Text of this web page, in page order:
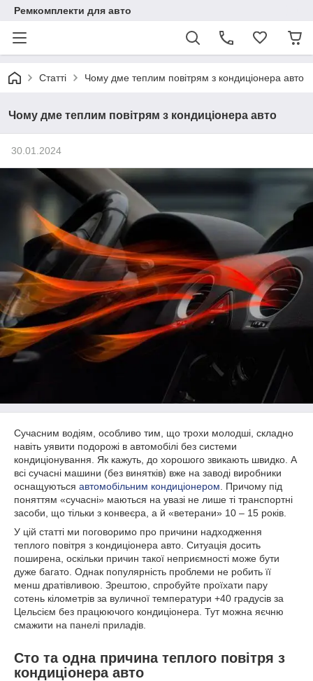
Ремкомплекти для авто
Статті Чому дме теплим повітрям з кондиціонера авто
Чому дме теплим повітрям з кондиціонера авто
30.01.2024
Сучасним водіям, особливо тим, що трохи молодші, складно
навіть уявити подорожі в автомобілі без системи
кондиціонування. Як кажуть, до хорошого звикають швидко. А
всі сучасні машини (без винятків) вже на заводі виробники
оснащуються автомобільним кондиціонером . Причому під
поняттям «сучасні» маються на увазі не лише ті транспортні
засоби, що тільки з конвеєра, а й «ветерани» 10 – 15 років.
У цій статті ми поговоримо про причини надходження
теплого повітря з кондиціонера авто. Ситуація досить
поширена, оскільки причин такої неприємності може бути
дуже багато. Однак популярність проблеми не робить її
менш дратівливою. Зрештою, спробуйте проїхати пару
сотень кілометрів за вуличної температури +40 градусів за
Цельсієм без працюючого кондиціонера. Тут можна яєчню
смажити на панелі приладів.
Сто та одна причина теплого повітря з
кондиціонера авто